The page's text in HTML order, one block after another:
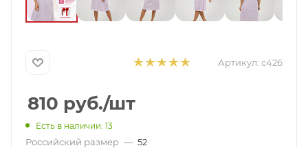
Артикул: с426
810 руб./шт
Есть в наличии: 13
Российский размер — 52